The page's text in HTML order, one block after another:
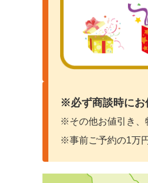
※必ず商談時にお
※その他お値引き、
※事前ご予約の1万